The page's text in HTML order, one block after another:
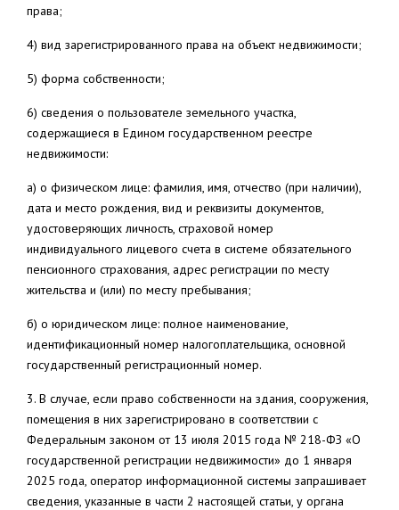
права;
4) вид зарегистрированного права на объект недвижимости;
5) форма собственности;
6) сведения о пользователе земельного участка,
содержащиеся в Едином государственном реестре
недвижимости:
а) о физическом лице: фамилия, имя, отчество (при наличии),
дата и место рождения, вид и реквизиты документов,
удостоверяющих личность, страховой номер
индивидуального лицевого счета в системе обязательного
пенсионного страхования, адрес регистрации по месту
жительства и (или) по месту пребывания;
б) о юридическом лице: полное наименование,
идентификационный номер налогоплательщика, основной
государственный регистрационный номер.
3. В случае, если право собственности на здания, сооружения,
помещения в них зарегистрировано в соответствии с
Федеральным законом от 13 июля 2015 года № 218-ФЗ «О
государственной регистрации недвижимости» до 1 января
2025 года, оператор информационной системы запрашивает
сведения, указанные в части 2 настоящей статьи, у органа